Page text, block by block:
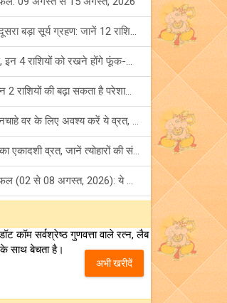
कर्क राशि में लगेगा साल का दूसरा बड़ा सूर्य ग्रहण: जानें 12 राशियों पर शुभ-अशुभ प्रभाव!
कर्क राशि में बुध के प्रवेश से, इन 4 राशियों को रखने होंगे फूंक-फूंक कर कदम!
बुध का कर्क राशि में गोचर: इन 2 राशियों की बढ़ा सकता है परेशानियां, हो जाएं सावधान!
पहला सावन सोमवार व्रत: मनचाहे वर के लिए अवश्य करें ये व्रत, जानें नियम एवं पूजा विधि!
इस सप्ताह रखा जाएगा कामिका एकादशी व्रत, जानें त्योहारों की संपूर्ण लिस्ट!
अंक ज्योतिष साप्ताहिक राशिफल (02 से 08 अगस्त, 2026): ये सप्ताह क्यों है खास?
मंगल का मिथुन राशि में गोचर: इन 4 राशियों के बनेंगे अचानक धन लाभ के योग!
टैरो साप्ताहिक राशिफल (02 से 08 अगस्त, 2026): जानें 12 राशियों का विस्तृत भविष्यफल!
कॉम सर्वश्रेष्ठ गुणवत्ता वाले रत्न, लैब
साथ बेचता है।
अभी खरीदें